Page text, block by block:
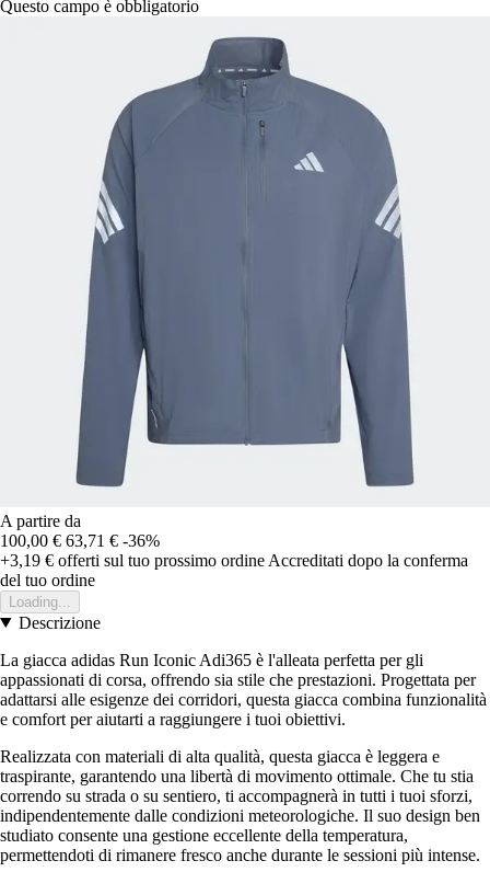
Questo campo è obbligatorio
A partire da
100,00 € 63,71 € -36%
+3,19 € offerti sul tuo prossimo ordine Accreditati dopo la conferma
del tuo ordine
Loading...
Descrizione
La giacca adidas Run Iconic Adi365 è l'alleata perfetta per gli
appassionati di corsa, offrendo sia stile che prestazioni. Progettata per
adattarsi alle esigenze dei corridori, questa giacca combina funzionalità
e comfort per aiutarti a raggiungere i tuoi obiettivi.
Realizzata con materiali di alta qualità, questa giacca è leggera e
traspirante, garantendo una libertà di movimento ottimale. Che tu stia
correndo su strada o su sentiero, ti accompagnerà in tutti i tuoi sforzi,
indipendentemente dalle condizioni meteorologiche. Il suo design ben
studiato consente una gestione eccellente della temperatura,
permettendoti di rimanere fresco anche durante le sessioni più intense.